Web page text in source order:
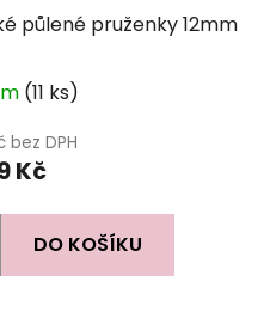
půlené pruženky 12mm
(11 ks)
bez DPH
Kč
DO KOŠÍKU